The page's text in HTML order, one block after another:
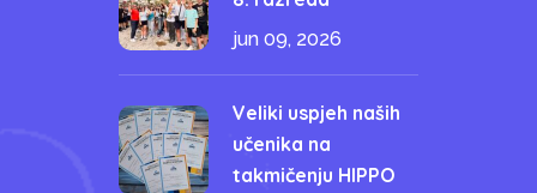
jun 09, 2026
Veliki uspjeh naših
učenika na
takmičenju HIPPO